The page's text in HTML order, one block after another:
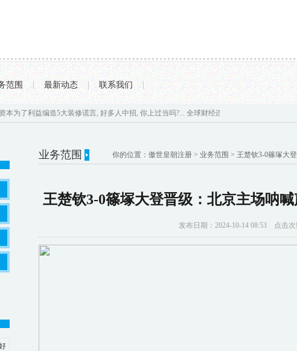
范围 | 最新动态 | 联系我们 |
利益编造5大装修谎言, 好多人中招, 你上过当吗?... 全球财经连线｜2024中国经济“半年报”：
业务范围 你的位置：傲世皇朝注册 >业务范围 > 王楚钦3-0篠塚大
王楚钦3-0篠塚大登晋级：北京主场呐
发布日期：2024-10-14 08:53 点击次